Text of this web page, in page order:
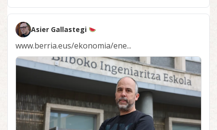
Asier Gallastegi
www.berria.eus/ekonomia/ene...